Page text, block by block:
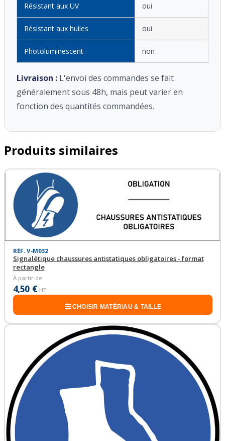
Résistant aux UV oui
Résistant aux huiles oui
Photoluminescent non
Livraison : L'envoi des commandes se fait
généralement sous 48h, mais peut varier en
fonction des quantités commandées.
Produits similaires
RÉF. V-M032
Signalétique chaussures antistatiques obligatoires - format
rectangle
À partir de
4,50 € HT
CHOISIR MATÉRIAU & TAILLE